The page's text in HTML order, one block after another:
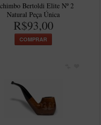
Bertoldi Elite Nº 2
Natural Peça Única
R$93,00
COMPRAR